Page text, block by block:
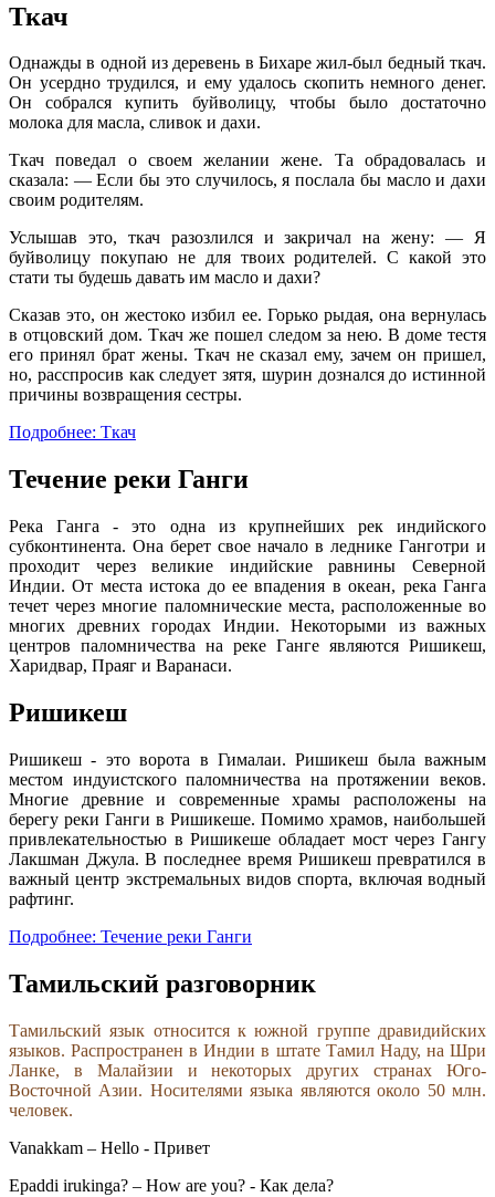
Ткач
Однажды в одной из деревень в Бихаре жил-был бедный ткач.
Он усердно трудился, и ему удалось скопить немного денег.
Он собрался купить буйволицу, чтобы было достаточно
молока для масла, сливок и дахи.
Ткач поведал о своем желании жене. Та обрадовалась и
сказала: — Если бы это случилось, я послала бы масло и дахи
своим родителям.
Услышав это, ткач разозлился и закричал на жену: — Я
буйволицу покупаю не для твоих родителей. С какой это
стати ты будешь давать им масло и дахи?
Сказав это, он жестоко избил ее. Горько рыдая, она вернулась
в отцовский дом. Ткач же пошел следом за нею. В доме тестя
его принял брат жены. Ткач не сказал ему, зачем он пришел,
но, расспросив как следует зятя, шурин дознался до истинной
причины возвращения сестры.
Подробнее: Ткач
Течение реки Ганги
Река Ганга - это одна из крупнейших рек индийского
субконтинента. Она берет свое начало в леднике Ганготри и
проходит через великие индийские равнины Северной
Индии. От места истока до ее впадения в океан, река Ганга
течет через многие паломнические места, расположенные во
многих древних городах Индии. Некоторыми из важных
центров паломничества на реке Ганге являются Ришикеш,
Харидвар, Праяг и Варанаси.
Ришикеш
Ришикеш - это ворота в Гималаи. Ришикеш была важным
местом индуистского паломничества на протяжении веков.
Многие древние и современные храмы расположены на
берегу реки Ганги в Ришикеше. Помимо храмов, наибольшей
привлекательностью в Ришикеше обладает мост через Гангу
Лакшман Джулa. В последнее время Ришикеш превратился в
важный центр экстремальных видов спорта, включая водный
рафтинг.
Подробнее: Течение реки Ганги
Тамильский разговорник
Тамильский язык относится к южной группе дравидийских
языков. Распространен в Индии в штате Тамил Наду, на Шри
Ланке, в Малайзии и некоторых других странах Юго-
Восточной Азии. Носителями языка являются около 50 млн.
человек.
Vanakkam – Hello - Привет
Epaddi irukinga? – How are you? - Как дела?